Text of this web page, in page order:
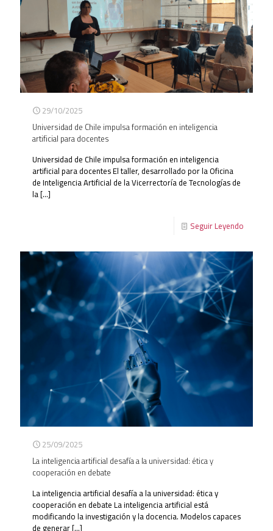
29/10/2025
Universidad de Chile impulsa formación en inteligencia
artificial para docentes
Universidad de Chile impulsa formación en inteligencia
artificial para docentes El taller, desarrollado por la Oficina
de Inteligencia Artificial de la Vicerrectoría de Tecnologías de
la[…]
Seguir Leyendo
25/09/2025
La inteligencia artificial desafía a la universidad: ética y
cooperación en debate
La inteligencia artificial desafía a la universidad: ética y
cooperación en debate La inteligencia artificial está
modificando la investigación y la docencia. Modelos capaces
de generar[…]